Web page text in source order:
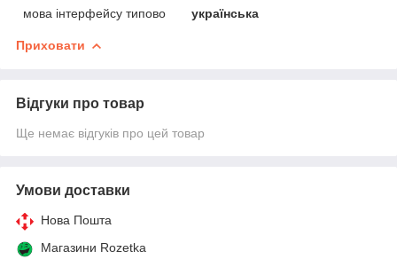
мова інтерфейсу типово
українська
Приховати
Відгуки про товар
Ще немає відгуків про цей товар
Умови доставки
Нова Пошта
Магазини Rozetka